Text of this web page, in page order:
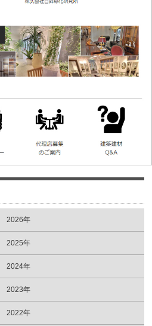
2026年
2025年
2024年
2023年
2022年